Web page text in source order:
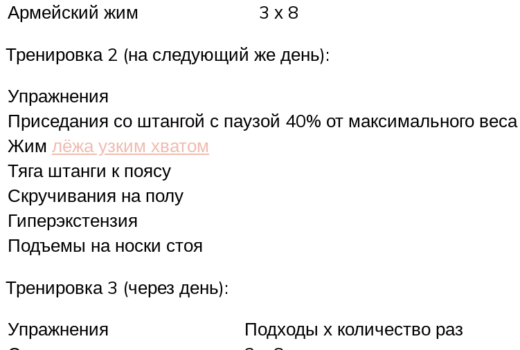
Армейский жим
3 х 8
Тренировка 2 (на следующий же день):
Упражнения
Приседания со штангой с паузой 40% от максимального веса
Жим лёжа узким хватом
Тяга штанги к поясу
Скручивания на полу
Гиперэкстензия
Подъемы на носки стоя
Тренировка 3 (через день):
Упражнения
Подходы х количество раз